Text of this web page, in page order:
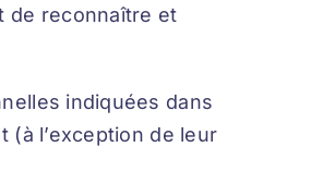
de reconnaître et
indiquées dans
l’exception de leur